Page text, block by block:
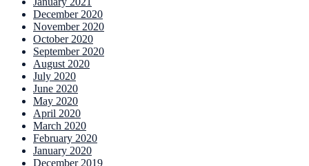
December 2020
November 2020
October 2020
September 2020
August 2020
July 2020
June 2020
May 2020
April 2020
March 2020
February 2020
January 2020
December 2019